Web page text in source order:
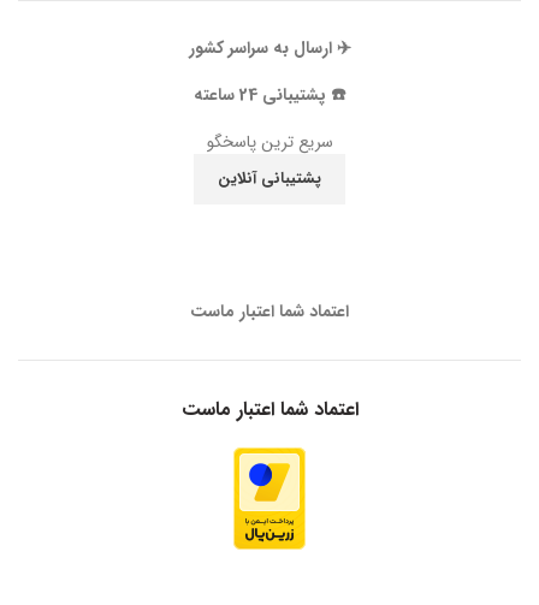
✈️ ارسال به سراسر کشور
☎️ پشتیبانی 24 ساعته
سریع ترین پاسخگو
پشتیبانی آنلاین
اعتماد شما اعتبار ماست
اعتماد شما اعتبار ماست